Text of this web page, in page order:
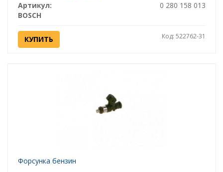
Артикул:
0 280 158 013
BOSCH
КУПИТЬ Код: 522762-31
Форсунка бензин